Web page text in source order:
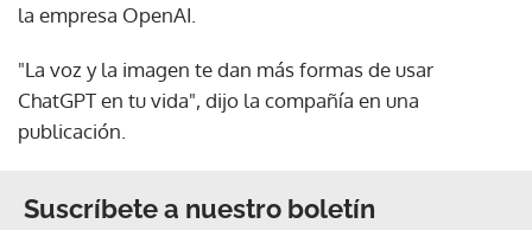
la empresa OpenAI.
"La voz y la imagen te dan más formas de usar
ChatGPT en tu vida", dijo la compañía en una
publicación.
Suscríbete a nuestro boletín